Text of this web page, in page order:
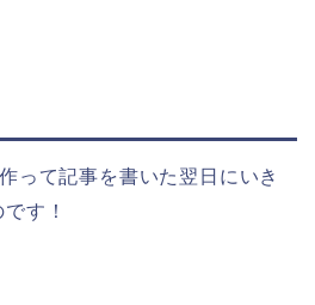
って記事を書いた翌日にいき
す！